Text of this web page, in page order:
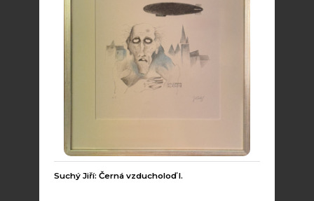
Suchý Jiří: Černá vzducholoď I.